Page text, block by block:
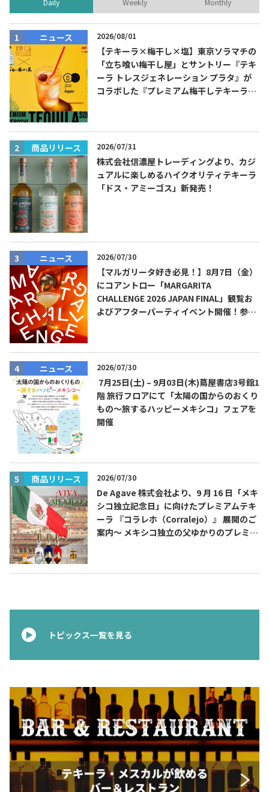
Daily Weekly Monthly
ニュース 2026/08/01
【テキーラ×梅干し×塩】東京ソラマチの
「立ち喰い梅干し屋」とサントリー『テキ
ーラ トレスジェネレーション プラタ』が
コラボした『プレミアム梅干しテキーラソ
商品リリース 2026/07/31
株式会社信濃屋トレーディングより、カジ
ュアルに楽しめるハイクオリティテキーラ
「ドス・アミーゴス」新発売！
ニュース 2026/07/30
【マルガリータ好き必見！】8月7日（金）
にコアントロー「MARGARITA
CHALLENGE 2026 JAPAN FINAL」観覧お
よびアフターパーティイベント開催！参加
ニュース 2026/07/30
7月25日(土) – 9月03日(木)蔦屋書店3号館1
階 旅行フロアにて「太陽の国からのおくり
もの～旅するハッピーメキシコ」フェアを
開催
商品リリース 2026/07/30
De Agave 株式会社より、9 月 16 日「メキ
シコ独立記念日」に向けたプレミアムテキ
ーラ 『コラレホ（Corralejo）』 展開のご
案内〜 メキシコ独立の父ゆかりのプレミア
トピックス一覧を見る